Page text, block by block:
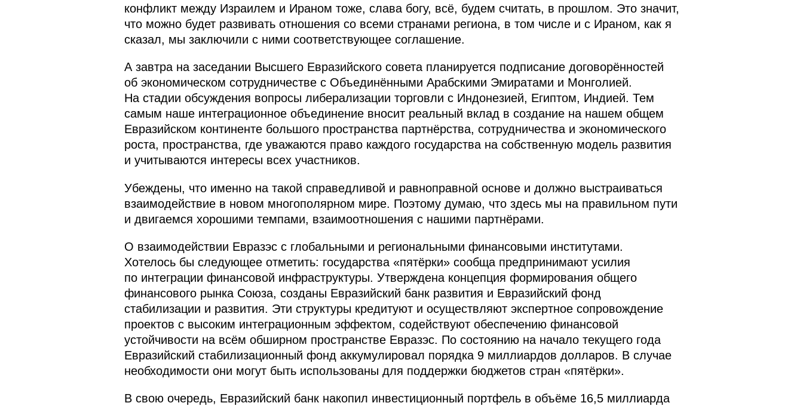
конфликт между Израилем и Ираном тоже, слава богу, всё, будем считать, в прошлом. Это значит,
что можно будет развивать отношения со всеми странами региона, в том числе и с Ираном, как я
сказал, мы заключили с ними соответствующее соглашение.
А завтра на заседании Высшего Евразийского совета планируется подписание договорённостей
об экономическом сотрудничестве с Объединёнными Арабскими Эмиратами и Монголией.
На стадии обсуждения вопросы либерализации торговли с Индонезией, Египтом, Индией. Тем
самым наше интеграционное объединение вносит реальный вклад в создание на нашем общем
Евразийском континенте большого пространства партнёрства, сотрудничества и экономического
роста, пространства, где уважаются право каждого государства на собственную модель развития
и учитываются интересы всех участников.
Убеждены, что именно на такой справедливой и равноправной основе и должно выстраиваться
взаимодействие в новом многополярном мире. Поэтому думаю, что здесь мы на правильном пути
и двигаемся хорошими темпами, взаимоотношения с нашими партнёрами.
О взаимодействии Евразэс с глобальными и региональными финансовыми институтами.
Хотелось бы следующее отметить: государства «пятёрки» сообща предпринимают усилия
по интеграции финансовой инфраструктуры. Утверждена концепция формирования общего
финансового рынка Союза, созданы Евразийский банк развития и Евразийский фонд
стабилизации и развития. Эти структуры кредитуют и осуществляют экспертное сопровождение
проектов с высоким интеграционным эффектом, содействуют обеспечению финансовой
устойчивости на всём обширном пространстве Евразэс. По состоянию на начало текущего года
Евразийский стабилизационный фонд аккумулировал порядка 9 миллиардов долларов. В случае
необходимости они могут быть использованы для поддержки бюджетов стран «пятёрки».
В свою очередь, Евразийский банк накопил инвестиционный портфель в объёме 16,5 миллиарда